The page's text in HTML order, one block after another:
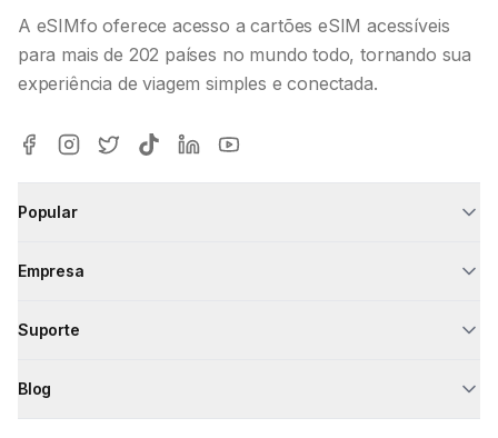
A eSIMfo oferece acesso a cartões eSIM acessíveis
para mais de 202 países no mundo todo, tornando sua
experiência de viagem simples e conectada.
Popular
Empresa
Suporte
Blog